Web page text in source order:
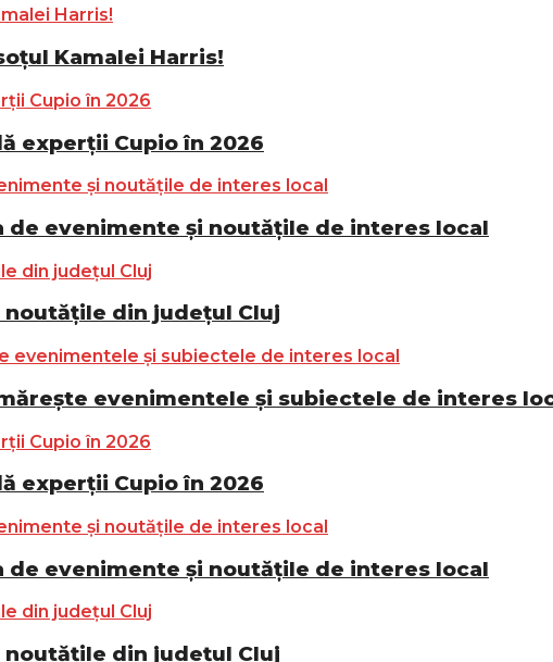
Kamalei Harris!
experții Cupio în 2026
evenimente și noutățile de interes local
din județul Cluj
evenimentele și subiectele de interes
experții Cupio în 2026
evenimente și noutățile de interes local
din județul Cluj